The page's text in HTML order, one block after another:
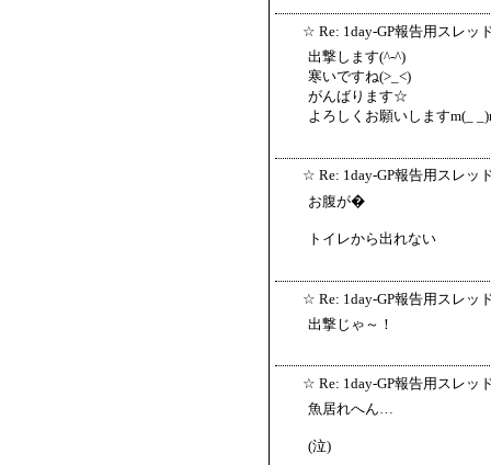
☆ Re: 1day-GP報告用スレッ
出撃します(^-^)
寒いですね(>_<)
がんばります☆
よろしくお願いしますm(_
☆ Re: 1day-GP報告用スレッ
お腹が�
トイレから出れない
☆ Re: 1day-GP報告用スレッ
出撃じゃ～！
☆ Re: 1day-GP報告用スレッ
魚居れへん…
(泣)